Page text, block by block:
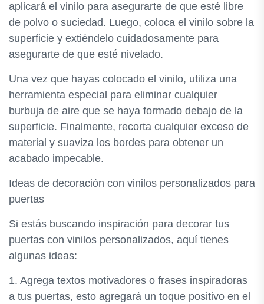
aplicará el vinilo para asegurarte de que esté libre
de polvo o suciedad. Luego, coloca el vinilo sobre la
superficie y extiéndelo cuidadosamente para
asegurarte de que esté nivelado.
Una vez que hayas colocado el vinilo, utiliza una
herramienta especial para eliminar cualquier
burbuja de aire que se haya formado debajo de la
superficie. Finalmente, recorta cualquier exceso de
material y suaviza los bordes para obtener un
acabado impecable.
Ideas de decoración con vinilos personalizados para
puertas
Si estás buscando inspiración para decorar tus
puertas con vinilos personalizados, aquí tienes
algunas ideas:
1. Agrega textos motivadores o frases inspiradoras
a tus puertas, esto agregará un toque positivo en el